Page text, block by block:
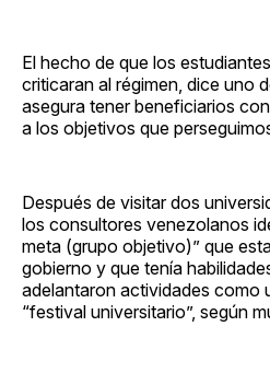
El hecho de que los
criticaran al régimen, dice uno
asegura tener beneficiarios
a los objetivos que
Después de visitar dos
los consultores venezolanos
meta (grupo objetivo)” que
gobierno y que tenía
adelantaron actividades como
“festival universitario”, según